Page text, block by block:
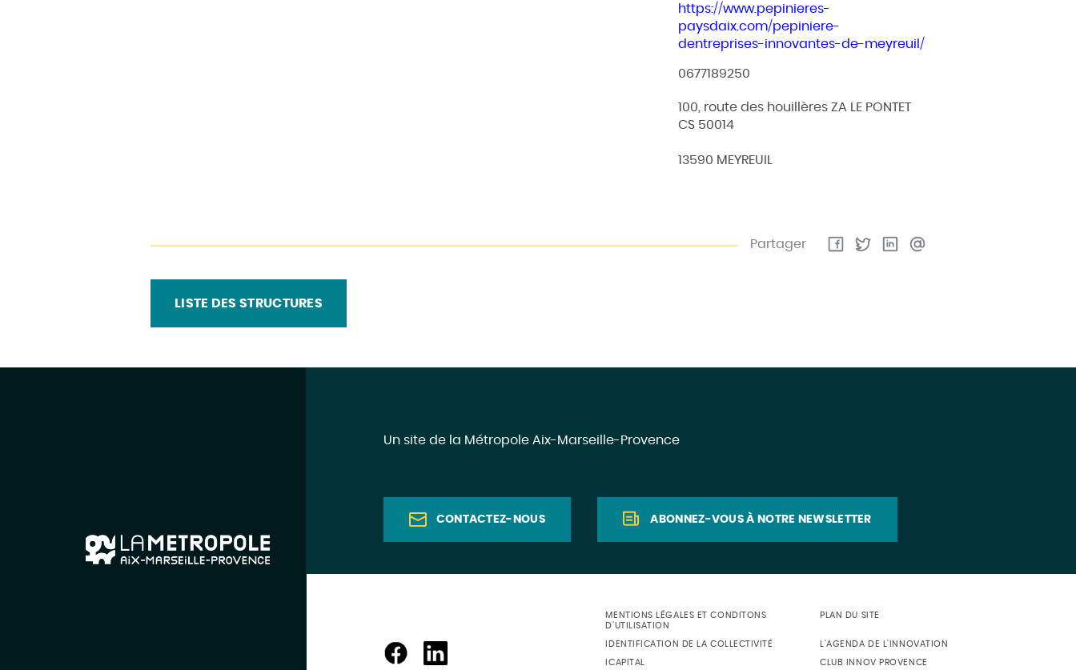
https://www.pepinieres-
paysdaix.com/pepiniere-
dentreprises-innovantes-de-meyreuil/
0677189250
100, route des houillères ZA LE PONTET
CS 50014
13590 MEYREUIL
Partager
LISTE DES STRUCTURES
Un site de la Métropole Aix-Marseille-Provence
CONTACTEZ-NOUS ABONNEZ-VOUS À NOTRE NEWSLETTER
MENTIONS LÉGALES ET CONDITONS
D'UTILISATION
PLAN DU SITE
IDENTIFICATION DE LA COLLECTIVITÉ L'AGENDA DE L'INNOVATION
ICAPITAL CLUB INNOV PROVENCE